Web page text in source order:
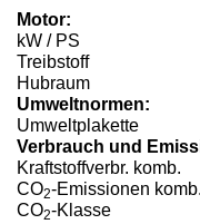
Motor:
kW / PS
Treibstoff
Hubraum
Umweltnormen:
Umweltplakette
Verbrauch und
Kraftstoffverbr. komb.
CO2-Emissionen komb.
CO2-Klasse